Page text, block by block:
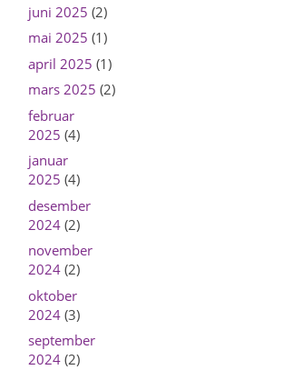
juni 2025 (2)
mai 2025 (1)
april 2025 (1)
mars 2025 (2)
februar
2025 (4)
januar
2025 (4)
desember
2024(2)
november
2024(2)
oktober
2024(3)
september
2024(2)